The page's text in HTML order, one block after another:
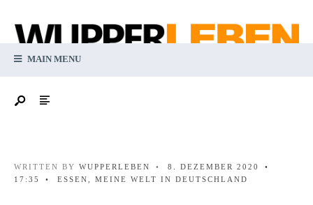
MAIN MENU
WRITTEN BY WUPPERLEBEN • 8. DEZEMBER 2020
•
17:35
• ESSEN, MEINE WELT IN DEUTSCHLAND